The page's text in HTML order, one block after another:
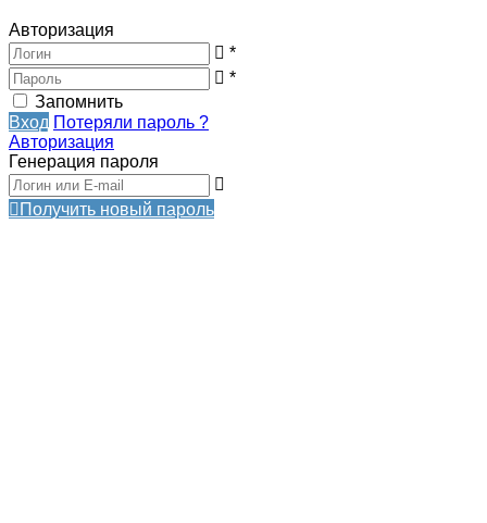
Авторизация
*
*
Запомнить
Вход Потеряли пароль ?
Авторизация
Генерация пароля
Получить новый пароль